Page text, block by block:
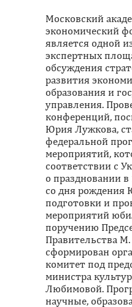
Московский
экономический
является одной
экспертных
обсуждения
развития
образования и
управления.
конференций,
Юрия Лужкова,
федеральной
мероприятий,
соответствии с
о праздновании
со дня рождения
подготовки и
мероприятий
поручению
Правительства
сформирован
комитет под
министра
Любимовой.
научные,